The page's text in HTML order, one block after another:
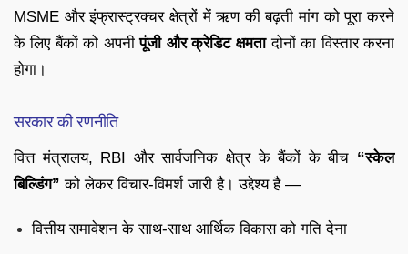
MSME और इंफ्रास्ट्रक्चर क्षेत्रों में ऋण की बढ़ती मांग को पूरा करने
के लिए बैंकों को अपनीपूंजी और क्रेडिट क्षमतादोनों का विस्तार करना
होगा।
सरकार की रणनीति
वित्त मंत्रालय, RBI और सार्वजनिक क्षेत्र के बैंकों के बीच “स्केल
बिल्डिंग” को लेकर विचार-विमर्श जारी है। उद्देश्य है —
वित्तीय समावेशन के साथ-साथ आर्थिक विकास को गति देना